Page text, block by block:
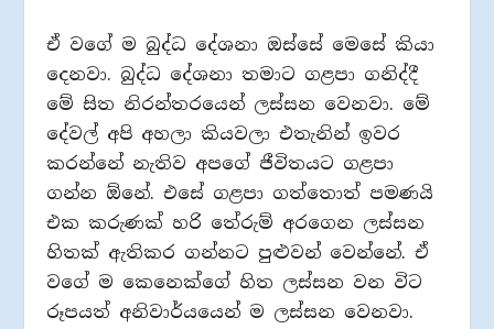
ඒ වගේ ම බුද්ධ දේශනා ඔස්සේ මෙසේ කියා
දෙනවා. බුද්ධ දේශනා තමාට ගළපා ගනිද්දී
මේ සිත නිරන්තරයෙන් ලස්සන වෙනවා. මේ
දේවල් අපි අහලා කියවලා එතැනින් ඉවර
කරන්නේ නැතිව අපගේ ජීවිතයට ගළපා
ගන්න ඕනේ. එසේ ගළපා ගත්තොත් පමණයි
එක කරුණක් හරි තේරුම් අරගෙන ලස්සන
හිතක් ඇතිකර ගන්නට පුළුවන් වෙන්නේ. ඒ
වගේ ම කෙනෙක්ගේ හිත ලස්සන වන විට
රූපයත් අනිවාර්යයෙන් ම ලස්සන වෙනවා.